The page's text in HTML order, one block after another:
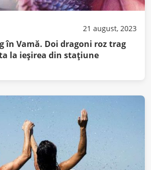
21 august, 2023
în Vamă. Doi dragoni roz trag
la ieşirea din staţiune